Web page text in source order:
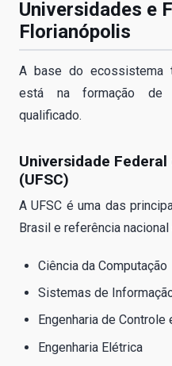
Universidades e
Florianópolis
A base do ecossistema
está na formação de
qualificado.
Universidade
(UFSC)
A UFSC é uma das
Brasil e referência
Ciência da Computação
Sistemas de
Engenharia de Controle
Engenharia Elétrica